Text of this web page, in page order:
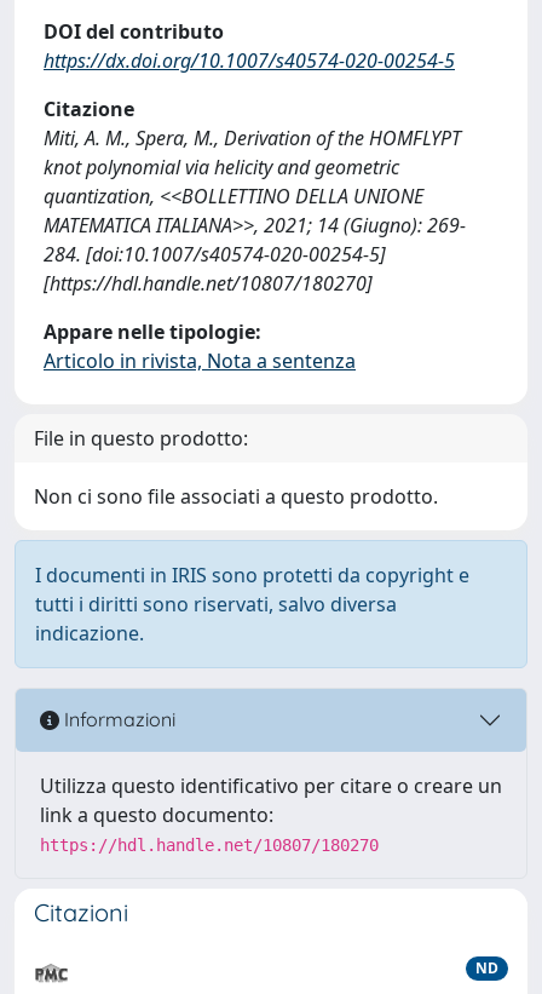
DOI del contributo
https://dx.doi.org/10.1007/s40574-020-00254-5
Citazione
Miti, A. M., Spera, M., Derivation of the HOMFLYPT
knot polynomial via helicity and geometric
quantization, <<BOLLETTINO DELLA UNIONE
MATEMATICA ITALIANA>>, 2021; 14 (Giugno): 269-
284. [doi:10.1007/s40574-020-00254-5]
[https://hdl.handle.net/10807/180270]
Appare nelle tipologie:
Articolo in rivista, Nota a sentenza
File in questo prodotto:
Non ci sono file associati a questo prodotto.
I documenti in IRIS sono protetti da copyright e
tutti i diritti sono riservati, salvo diversa
indicazione.
Informazioni
Utilizza questo identificativo per citare o creare un
link a questo documento:
https://hdl.handle.net/10807/180270
Citazioni
ND